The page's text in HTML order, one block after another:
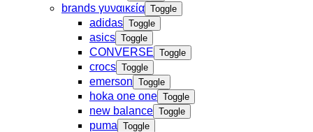
brands γυναικεία Toggle
adidas Toggle
asics Toggle
CONVERSE Toggle
crocs Toggle
emerson Toggle
hoka one one Toggle
new balance Toggle
puma Toggle